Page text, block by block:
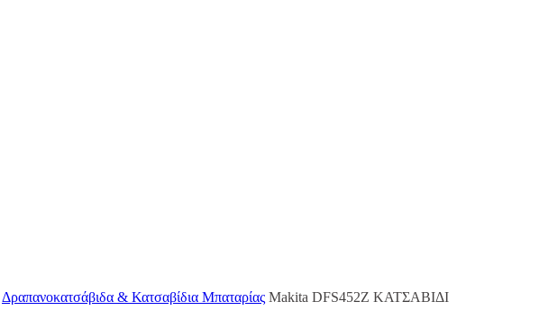
Δραπανοκατσάβιδα & Κατσαβίδια Μπαταρίας Makita DFS452Z ΚΑΤΣΑΒΙΔΙ